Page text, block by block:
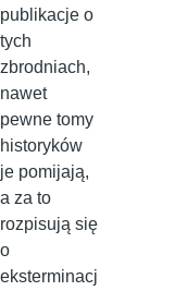
publikacje o
tych
zbrodniach,
nawet
pewne tomy
historyków
je pomijają,
a za to
rozpisują się
o
eksterminacj